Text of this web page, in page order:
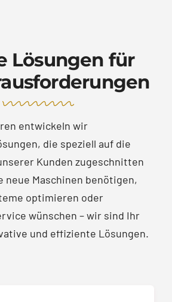
Lösungen für
entwickeln wir
die speziell auf die
Kunden zugeschnitten
neue Maschinen benötigen,
optimieren oder
wünschen – wir sind Ihr
und effiziente Lösungen.